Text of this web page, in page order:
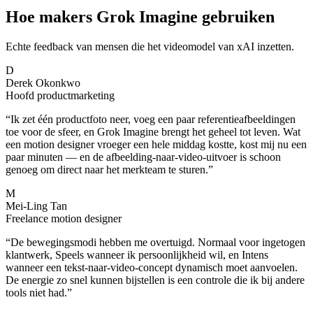
Hoe makers Grok Imagine gebruiken
Echte feedback van mensen die het videomodel van xAI inzetten.
D
Derek Okonkwo
Hoofd productmarketing
“Ik zet één productfoto neer, voeg een paar referentieafbeeldingen
toe voor de sfeer, en Grok Imagine brengt het geheel tot leven. Wat
een motion designer vroeger een hele middag kostte, kost mij nu een
paar minuten — en de afbeelding-naar-video-uitvoer is schoon
genoeg om direct naar het merkteam te sturen.”
M
Mei-Ling Tan
Freelance motion designer
“De bewegingsmodi hebben me overtuigd. Normaal voor ingetogen
klantwerk, Speels wanneer ik persoonlijkheid wil, en Intens
wanneer een tekst-naar-video-concept dynamisch moet aanvoelen.
De energie zo snel kunnen bijstellen is een controle die ik bij andere
tools niet had.”